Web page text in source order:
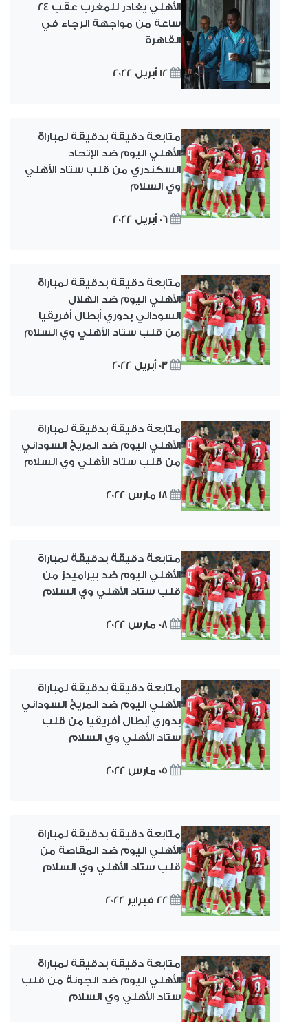
الأهلي يغادر للمغرب عقب 24
ساعة من مواجهة الرجاء في
القاهرة
12 أبريل 2022
متابعة دقيقة بدقيقة لمباراة
الأهلي اليوم ضد الإتحاد
السكندري من قلب ستاد الأهلي
وي السلام
06 أبريل 2022
متابعة دقيقة بدقيقة لمباراة
الأهلي اليوم ضد الهلال
السوداني بدوري أبطال أفريقيا
من قلب ستاد الأهلي وي السلام
03 أبريل 2022
متابعة دقيقة بدقيقة لمباراة
الأهلي اليوم ضد المريخ السوداني
من قلب ستاد الأهلي وي السلام
18 مارس 2022
متابعة دقيقة بدقيقة لمباراة
الأهلي اليوم ضد بيراميدز من
قلب ستاد الأهلي وي السلام
08 مارس 2022
متابعة دقيقة بدقيقة لمباراة
الأهلي اليوم ضد المريخ السوداني
بدوري أبطال أفريقيا من قلب
ستاد الأهلي وي السلام
05 مارس 2022
متابعة دقيقة بدقيقة لمباراة
الأهلي اليوم ضد المقاصة من
قلب ستاد الأهلي وي السلام
22 فبراير 2022
متابعة دقيقة بدقيقة لمباراة
الأهلي اليوم ضد الجونة من قلب
ستاد الأهلي وي السلام